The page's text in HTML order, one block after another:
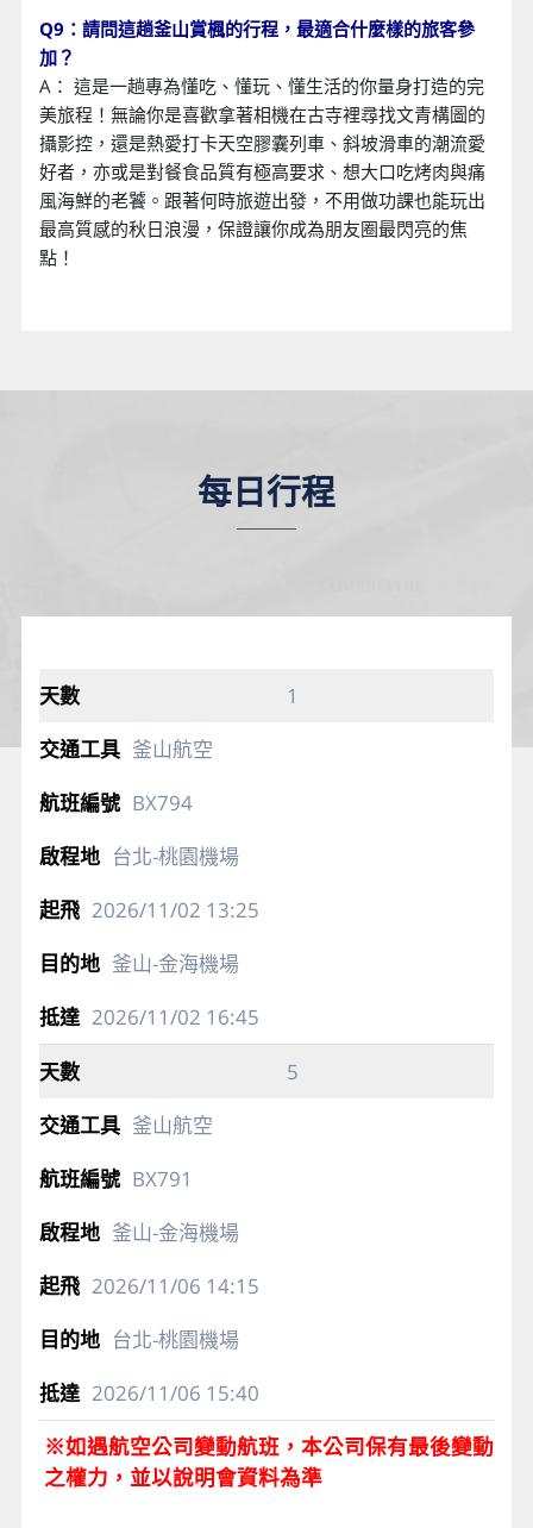
Q9：請問這趟釜山賞楓的行程，最適合什麼樣的旅客參
加？
A： 這是一趟專為懂吃、懂玩、懂生活的你量身打造的完
美旅程！無論你是喜歡拿著相機在古寺裡尋找文青構圖的
攝影控，還是熱愛打卡天空膠囊列車、斜坡滑車的潮流愛
好者，亦或是對餐食品質有極高要求、想大口吃烤肉與痛
風海鮮的老饕。跟著何時旅遊出發，不用做功課也能玩出
最高質感的秋日浪漫，保證讓你成為朋友圈最閃亮的焦
點！
每日行程
1
釜山航空
BX794
台北-桃園機場
2026/11/02 13:25
釜山-金海機場
2026/11/02 16:45
5
釜山航空
BX791
釜山-金海機場
2026/11/06 14:15
台北-桃園機場
2026/11/06 15:40
※如遇航空公司變動航班，本公司保有最後變動
之權力，並以說明會資料為準